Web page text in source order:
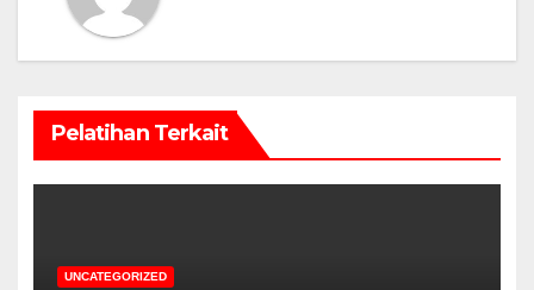
Pelatihan Terkait
UNCATEGORIZED